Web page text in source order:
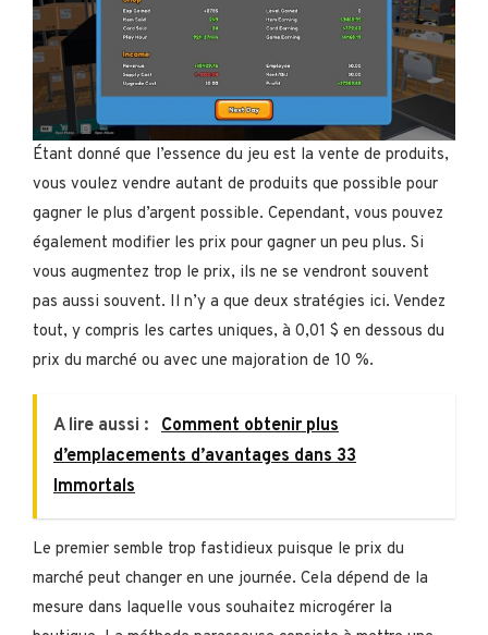
Étant donné que l’essence du jeu est la vente de produits,
vous voulez vendre autant de produits que possible pour
gagner le plus d’argent possible. Cependant, vous pouvez
également modifier les prix pour gagner un peu plus. Si
vous augmentez trop le prix, ils ne se vendront souvent
pas aussi souvent. Il n’y a que deux stratégies ici. Vendez
tout, y compris les cartes uniques, à 0,01 $ en dessous du
prix du marché ou avec une majoration de 10 %.
A lire aussi : Comment obtenir plus
d’emplacements d’avantages dans 33
Immortals
Le premier semble trop fastidieux puisque le prix du
marché peut changer en une journée. Cela dépend de la
mesure dans laquelle vous souhaitez microgérer la